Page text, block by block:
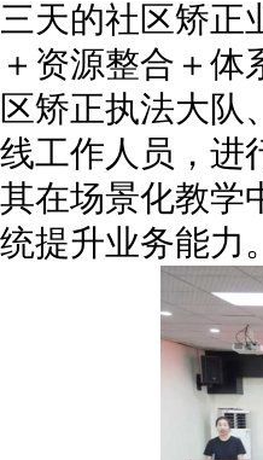
三天的社区矫正
＋资源整合＋体
区矫正执法大队
线工作人员，进
其在场景化教学
统提升业务能力。